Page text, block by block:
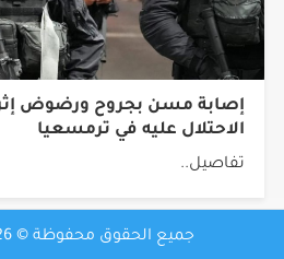
إصابة مسن بجروح ورضوض
الاحتلال عليه في ترمسعيا
تفاصيل..
جميع الحقوق محفوظة © 2026 شبكة أجيال.